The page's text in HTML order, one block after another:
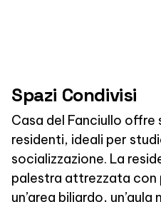
Spazi Condivisi
Casa del Fanciullo offre
residenti, ideali per
socializzazione. La
palestra attrezzata con
un’area biliardo,